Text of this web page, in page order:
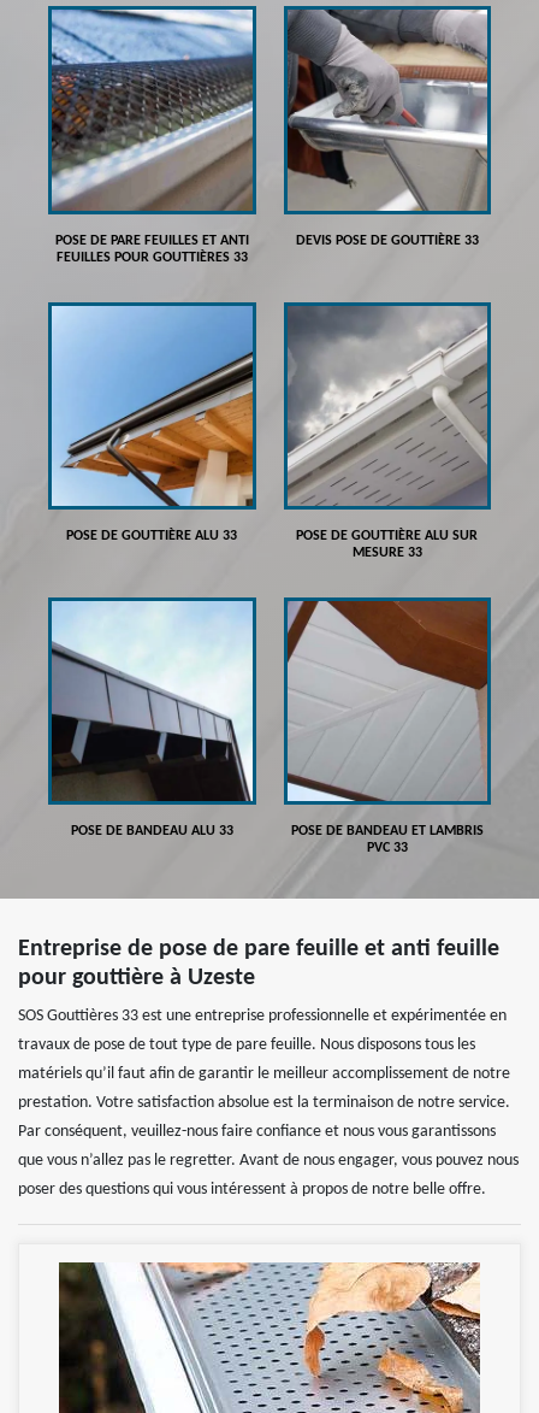
POSE DE PARE FEUILLES ET ANTI
FEUILLES POUR GOUTTIÈRES 33
DEVIS POSE DE GOUTTIÈRE 33
POSE DE GOUTTIÈRE ALU 33
POSE DE GOUTTIÈRE ALU SUR
MESURE 33
POSE DE BANDEAU ALU 33
POSE DE BANDEAU ET LAMBRIS
PVC 33
Entreprise de pose de pare feuille et anti feuille
pour gouttière à Uzeste
SOS Gouttières 33 est une entreprise professionnelle et expérimentée en
travaux de pose de tout type de pare feuille. Nous disposons tous les
matériels qu’il faut afin de garantir le meilleur accomplissement de notre
prestation. Votre satisfaction absolue est la terminaison de notre service.
Par conséquent, veuillez-nous faire confiance et nous vous garantissons
que vous n’allez pas le regretter. Avant de nous engager, vous pouvez nous
poser des questions qui vous intéressent à propos de notre belle offre.